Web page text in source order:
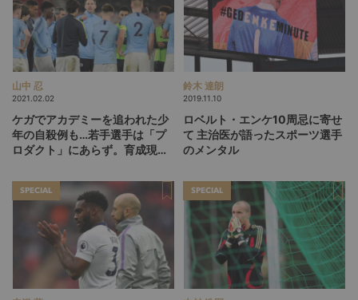
山中 忍
2021.02.02
ケガでアカデミーを追われた少
年の自殺例も…若手選手は「プ
ロダクト」にあらず。育成現場
識
鈴木 達朗
2019.11.10
ロベルト・エンケ10周忌に寄せ
て 主治医が語ったスポーツ選手
のメンタル
SPECIAL SPECIAL